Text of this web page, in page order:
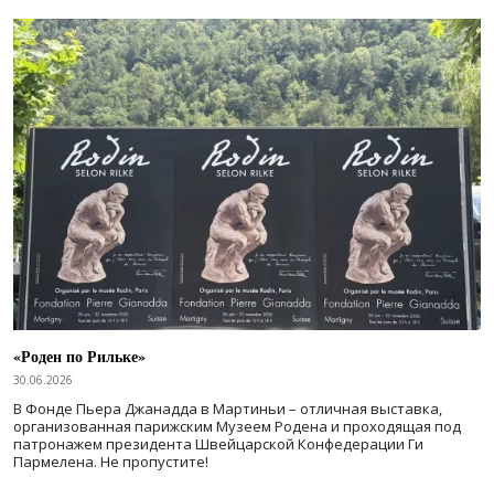
«Роден по Рильке»
30.06.2026
В Фонде Пьера Джанадда в Мартиньи – отличная выставка,
организованная парижским Музеем Родена и проходящая под
патронажем президента Швейцарской Конфедерации Ги
Пармелена. Не пропустите!